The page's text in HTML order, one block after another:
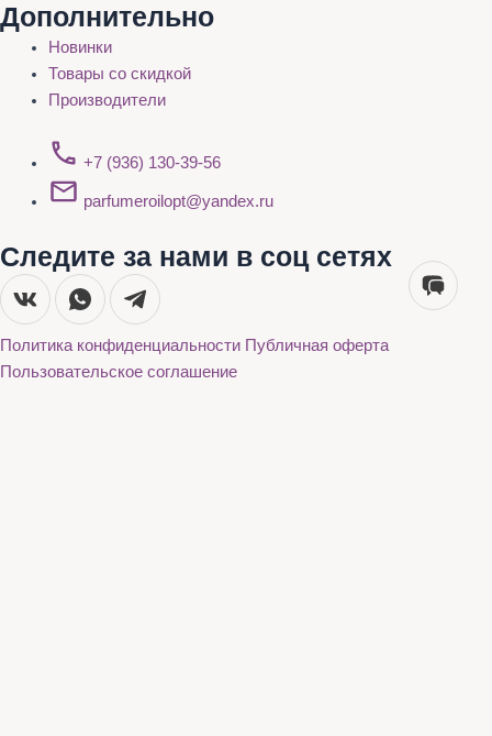
Дополнительно
Новинки
Товары со скидкой
Производители
+7 (936) 130-39-56
parfumeroilopt@yandex.ru
Следите за нами в соц сетях
Политика конфиденциальности Публичная оферта
Пользовательское соглашение